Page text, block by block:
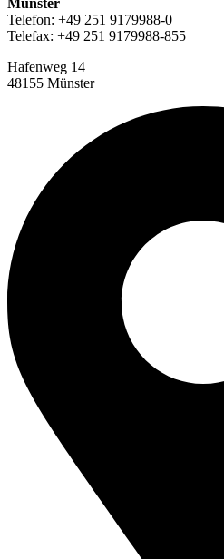
Telefon: +49 251 9179988-0
Telefax: +49 251 9179988-855
Hafenweg 14
48155 Münster